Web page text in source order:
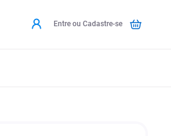
Entre ou Cadastre-se